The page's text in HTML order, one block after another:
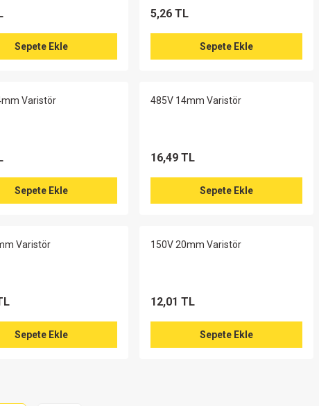
Sepete Ekle
5,26 TL
Sepete Ekle
Varistör
Sepete Ekle
485V 14mm Varistör
16,49 TL
Sepete Ekle
Varistör
Sepete Ekle
150V 20mm Varistör
12,01 TL
Sepete Ekle